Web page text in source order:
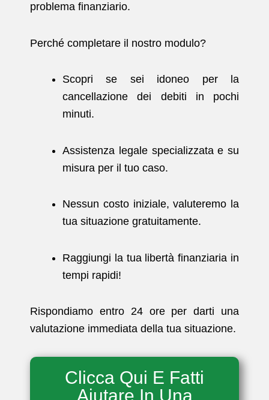
problema finanziario.
Perché completare il nostro modulo?
Scopri se sei idoneo per la
cancellazione dei debiti in pochi
minuti.
Assistenza legale specializzata e su
misura per il tuo caso.
Nessun costo iniziale, valuteremo la
tua situazione gratuitamente.
Raggiungi la tua libertà finanziaria in
tempi rapidi!
Rispondiamo entro 24 ore per darti una
valutazione immediata della tua situazione.
Clicca Qui E Fatti
Aiutare In Una